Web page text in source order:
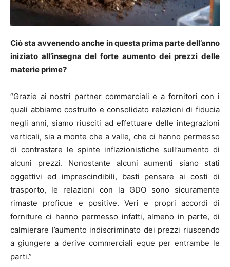
Ciò sta avvenendo anche in questa prima parte dell’anno
iniziato all’insegna del forte aumento dei prezzi delle
materie prime?
“Grazie ai nostri partner commerciali e a fornitori con i
quali abbiamo costruito e consolidato relazioni di fiducia
negli anni, siamo riusciti ad effettuare delle integrazioni
verticali, sia a monte che a valle, che ci hanno permesso
di contrastare le spinte inflazionistiche sull’aumento di
alcuni prezzi. Nonostante alcuni aumenti siano stati
oggettivi ed imprescindibili, basti pensare ai costi di
trasporto, le relazioni con la GDO sono sicuramente
rimaste proficue e positive. Veri e propri accordi di
forniture ci hanno permesso infatti, almeno in parte, di
calmierare l’aumento indiscriminato dei prezzi riuscendo
a giungere a derive commerciali eque per entrambe le
parti.”